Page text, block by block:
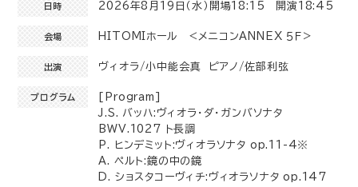
日時 2026年8月19日（水）開場18:15 開演18:45
会場 HITOMIホール <メニコンANNEX ５Ｆ>
出演 ヴィオラ/小中能会真 ピアノ/佐部利弦
プログラム
[Program]
J.S. バッハ:ヴィオラ・ダ・ガンバソナタ
BWV.1027 ト長調
P. ヒンデミット:ヴィオラソナタ op.11-4※
A. ペルト:鏡の中の鏡
D. ショスタコーヴィチ:ヴィオラソナタ op.147